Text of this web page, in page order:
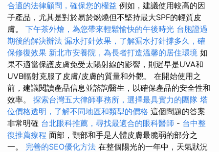
合適的法律顧問，確保您的權益 例如，建議使用較高的因
子產品，尤其是對於易於燃燒但不堅持最大SPF的輕質皮
膚。 下午茶外燴，為您帶來輕鬆愉快的午後時光 台胞證過
期後的解決辦法 漏水打針效果，了解漏水打針撐多久，確
保修復效果 新北市安養院，為長者打造溫馨的居住環境 如
果不適當保護皮膚免受太陽射線的影響，則遲早是UVA和
UVB輻射克服了皮膚/皮膚的質量和外觀。 在開始使用之
前，建議閱讀產品信息並諮詢醫生，以確保產品的安全性和
效率。 探索台灣五大律師事務所，選擇最具實力的團隊 塔
位價格透明，了解不同地區和類型的價格 這個問題的答案
非常明確 台北眼科推薦，尋找最適合的眼科醫師 - 台中整
復推薦療程 面部，頸部和手是人體皮膚最脆弱的部分之
一。 完善的SEO優化方法 在整個陽光的一年中，天氣狀況